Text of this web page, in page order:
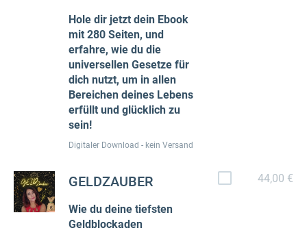
Hole dir jetzt dein Ebook
mit 280 Seiten, und
erfahre, wie du die
universellen Gesetze für
dich nutzt, um in allen
Bereichen deines Lebens
erfüllt und glücklich zu
sein!
Digitaler Download - kein Versand
GELDZAUBER
Wie du deine tiefsten
Geldblockaden
44,00 €